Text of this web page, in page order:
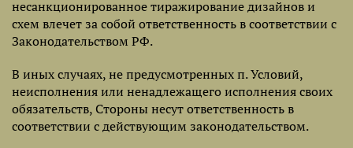
несанкционированное тиражирование дизайнов и
схем влечет за собой ответственность в соответствии с
Законодательством РФ.
В иных случаях, не предусмотренных п. Условий,
неисполнения или ненадлежащего исполнения своих
обязательств, Стороны несут ответственность в
соответствии с действующим законодательством.